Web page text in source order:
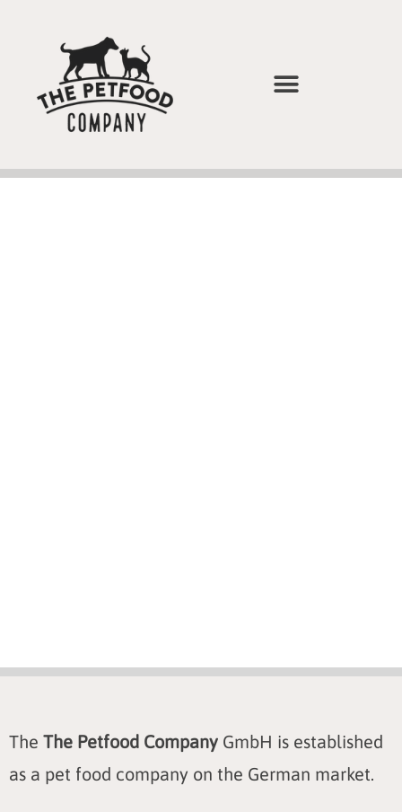
The The Petfood Company GmbH is established
as a pet food company on the German market.